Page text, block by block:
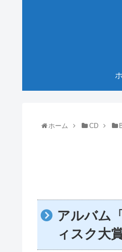
ホーム CD
アルバム
ィスク大